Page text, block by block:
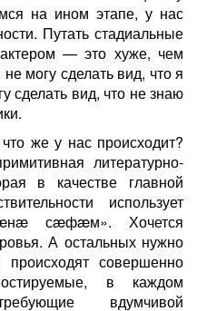
на ином этапе, у нас
Путать стадиальные
— это хуже, чем
могу сделать вид, что я
сделать вид, что не знаю
же у нас происходит?
литературно-
в качестве главной
использует
сæфæм». Хочется
А остальных нужно
совершенно
в каждом
вдумчивой